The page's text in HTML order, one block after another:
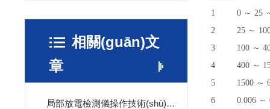
相關(guān)文
章
局部放電檢測儀操作技術(shù)工作
1
0 ～ 25
2
25 ～
3
100 ～
4
400 ～
5
1500 ～
6
0.006 ～